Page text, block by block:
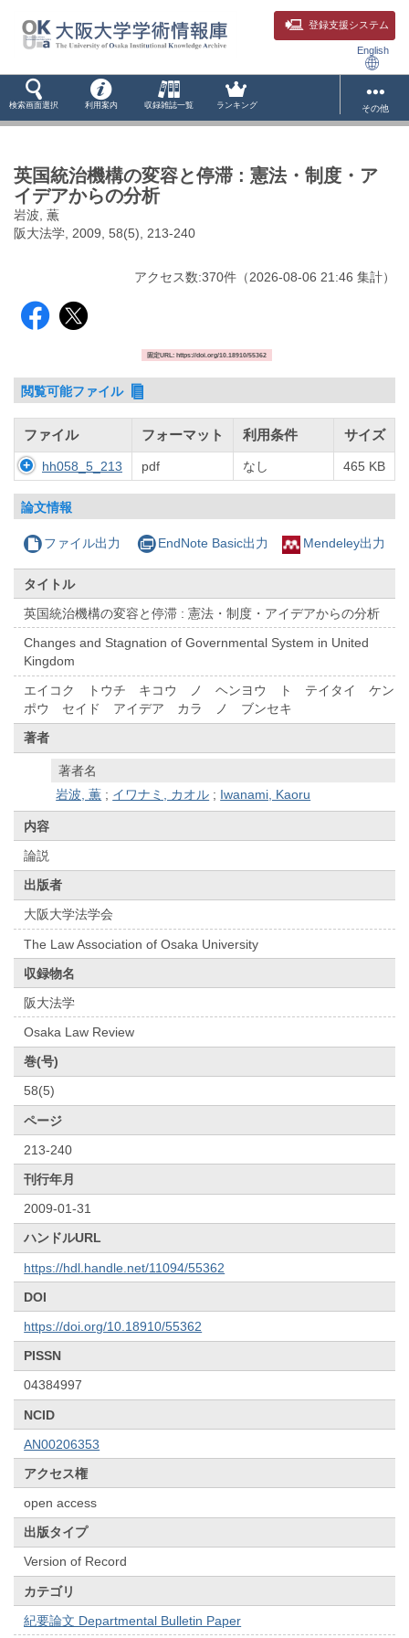
登録支援システム
English
検索画面選択 利用案内 収録雑誌一覧 ランキング その他
英国統治機構の変容と停滞 : 憲法・制度・ア
イデアからの分析
岩波, 薫
阪大法学, 2009, 58(5), 213-240
アクセス数:370件 （2026-08-06 21:46 集計）
固定URL: https://doi.org/10.18910/55362
閲覧可能ファイル
ファイル フォーマット 利用条件 サイズ
hh058_5_213 pdf なし 465 KB
論文情報
ファイル出力 EndNote Basic出力 Mendeley出力
タイトル
英国統治機構の変容と停滞 : 憲法・制度・アイデアからの分析
Changes and Stagnation of Governmental System in United
Kingdom
エイコク トウチ キコウ ノ ヘンヨウ ト テイタイ ケン
ポウ セイド アイデア カラ ノ ブンセキ
著者
著者名
岩波, 薫 ; イワナミ, カオル ; Iwanami, Kaoru
内容
論説
出版者
大阪大学法学会
The Law Association of Osaka University
収録物名
阪大法学
Osaka Law Review
巻(号)
58(5)
ページ
213-240
刊行年月
2009-01-31
ハンドルURL
https://hdl.handle.net/11094/55362
DOI
https://doi.org/10.18910/55362
PISSN
04384997
NCID
AN00206353
アクセス権
open access
出版タイプ
Version of Record
カテゴリ
紀要論文 Departmental Bulletin Paper